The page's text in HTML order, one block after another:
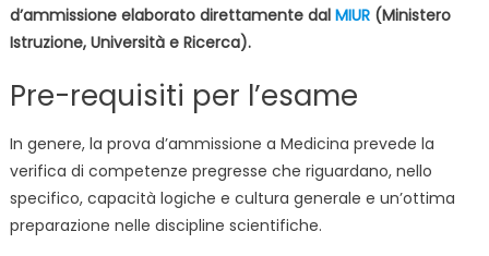
d’ammissione elaborato direttamente dal MIUR(Ministero
Istruzione, Università e Ricerca).
Pre-requisiti per l’esame
In genere, la prova d’ammissione a Medicina prevede la
verifica di competenze pregresse che riguardano, nello
specifico, capacità logiche e cultura generale e un’ottima
preparazione nelle discipline scientifiche.